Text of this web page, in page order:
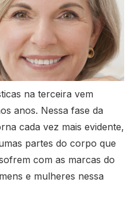
na terceira vem
anos. Nessa fase da
cada vez mais evidente,
partes do corpo que
com as marcas do
e mulheres nessa